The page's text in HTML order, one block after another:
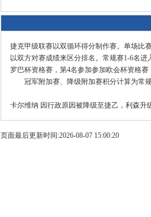
捷克甲级联赛以双循环得分制作赛。单场比
以双方对赛成绩来区分排名。常规赛1-6名
罗巴杯资格赛，第4名参加参加欧会杯资格
冠军附加赛、降级附加赛积分计算为常
卡尔维纳 因行政原因被降级至捷乙，利森升
页面最后更新时间:2026-08-07 15:00:20